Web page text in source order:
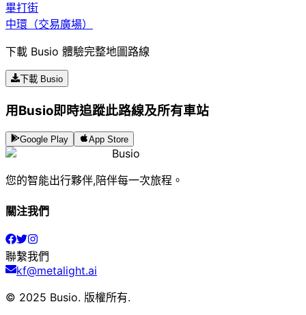
畢打街
中環（交易廣場）
下載 Busio 體驗完整地圖路線
下載 Busio
用Busio即時追蹤此路線及所有車站
Google Play App Store
Busio
您的智能出行夥伴,陪伴每一次旅程。
關注我們
聯繫我們
kf@metalight.ai
© 2025 Busio. 版權所有.